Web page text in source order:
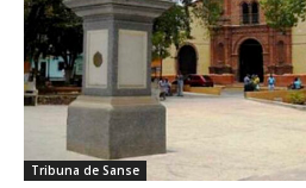
Tribuna de Sanse